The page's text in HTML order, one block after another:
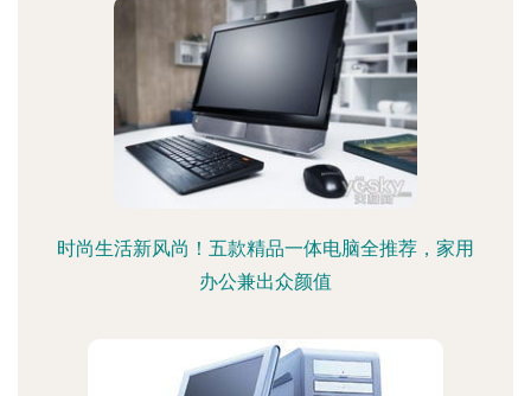
时尚生活新风尚！五款精品一体电脑全推荐，家用
办公兼出众颜值